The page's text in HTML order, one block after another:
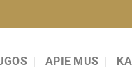
APIE MUS